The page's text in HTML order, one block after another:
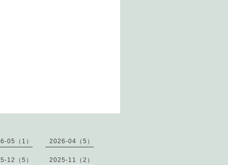
05（1） 2026-04（5）
12（5） 2025-11（2）